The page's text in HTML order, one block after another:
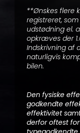
**Ønskes flere
registreret,
udstødning el.
opkræves der
Indskrivning
naturligvis
bilen.
Den fysiske
godkendte
effektivitet
derfor oftest